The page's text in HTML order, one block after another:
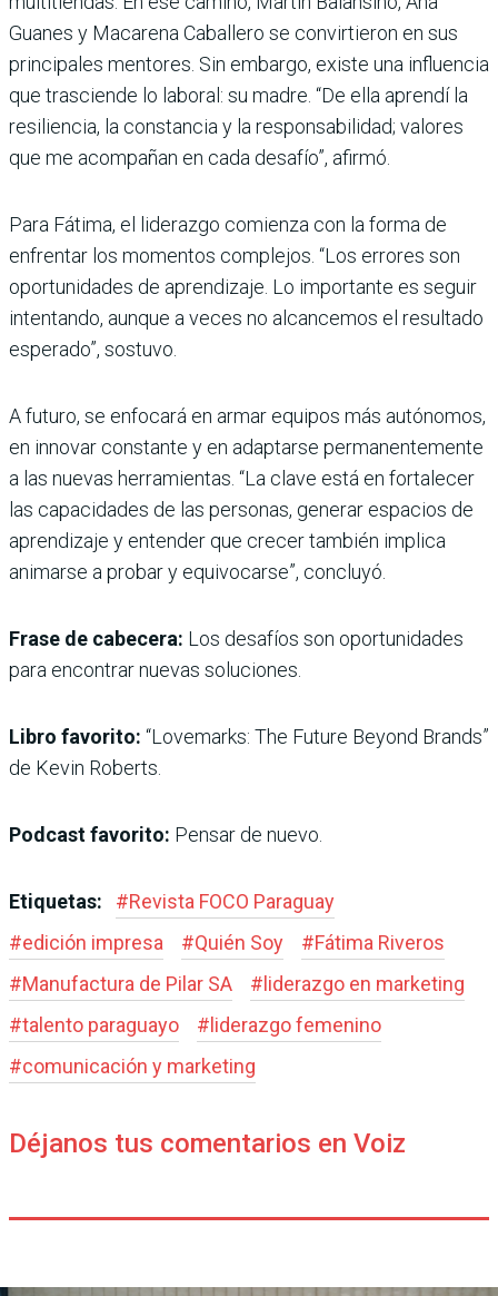
Guanes y Macarena Caballero se convirtieron en sus
principales mentores. Sin embargo, existe una influencia
que trasciende lo laboral: su madre. “De ella aprendí la
resiliencia, la constancia y la responsabilidad; valores
que me acompañan en cada desafío”, afirmó.
Para Fátima, el liderazgo comienza con la forma de
enfrentar los momentos complejos. “Los errores son
oportunidades de aprendizaje. Lo importante es seguir
intentando, aunque a veces no alcancemos el resultado
esperado”, sostuvo.
A futuro, se enfocará en armar equipos más autónomos,
en innovar constante y en adaptarse permanentemente
a las nuevas herramientas. “La clave está en fortalecer
las capacidades de las personas, generar espacios de
aprendizaje y entender que crecer también implica
animarse a probar y equivocarse”, concluyó.
Frase de cabecera: Los desafíos son oportunidades
para encontrar nuevas soluciones.
Libro favorito: “Lovemarks: The Future Beyond Brands”
de Kevin Roberts.
Podcast favorito: Pensar de nuevo.
Etiquetas: #Revista FOCO Paraguay
#edición impresa #Quién Soy #Fátima Riveros
#Manufactura de Pilar SA # liderazgo en marketing
#talento paraguayo # liderazgo femenino
#comunicación y marketing
Déjanos tus comentarios en Voiz